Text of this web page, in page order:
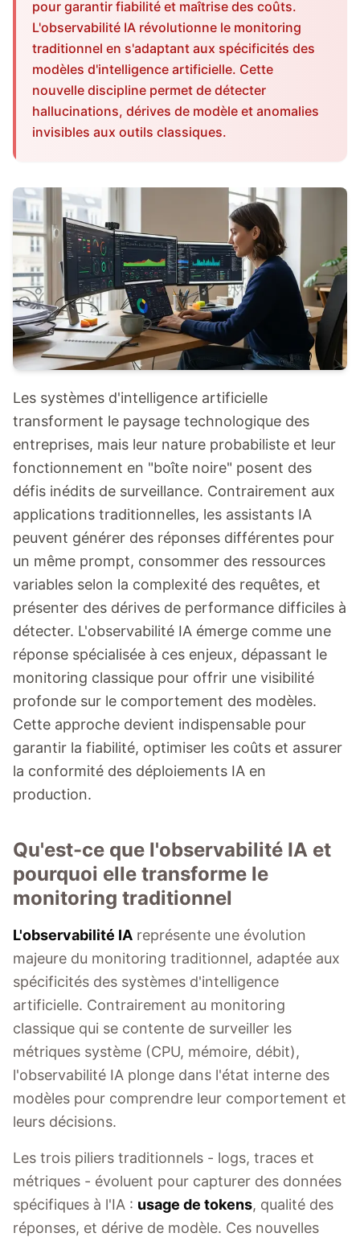
pour garantir fiabilité et maîtrise des coûts.
L'observabilité IA révolutionne le monitoring
traditionnel en s'adaptant aux spécificités des
modèles d'intelligence artificielle. Cette
nouvelle discipline permet de détecter
hallucinations, dérives de modèle et anomalies
invisibles aux outils classiques.
Les systèmes d'intelligence artificielle
transforment le paysage technologique des
entreprises, mais leur nature probabiliste et leur
fonctionnement en "boîte noire" posent des
défis inédits de surveillance. Contrairement aux
applications traditionnelles, les assistants IA
peuvent générer des réponses différentes pour
un même prompt, consommer des ressources
variables selon la complexité des requêtes, et
présenter des dérives de performance difficiles à
détecter. L'observabilité IA émerge comme une
réponse spécialisée à ces enjeux, dépassant le
monitoring classique pour offrir une visibilité
profonde sur le comportement des modèles.
Cette approche devient indispensable pour
garantir la fiabilité, optimiser les coûts et assurer
la conformité des déploiements IA en
production.
Qu'est-ce que l'observabilité IA et
pourquoi elle transforme le
monitoring traditionnel
L'observabilité IA représente une évolution
majeure du monitoring traditionnel, adaptée aux
spécificités des systèmes d'intelligence
artificielle. Contrairement au monitoring
classique qui se contente de surveiller les
métriques système (CPU, mémoire, débit),
l'observabilité IA plonge dans l'état interne des
modèles pour comprendre leur comportement et
leurs décisions.
Les trois piliers traditionnels - logs, traces et
métriques - évoluent pour capturer des données
spécifiques à l'IA : usage de tokens, qualité des
réponses, et dérive de modèle. Ces nouvelles